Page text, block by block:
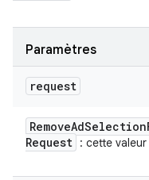
Paramètres
request
RemoveAdSelection
Request : cette